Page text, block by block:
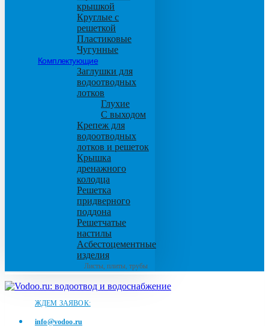
крышкой
Круглые с
решеткой
Пластиковые
Чугунные
Комплектующие
Заглушки для
водоотводных
лотков
Глухие
С выходом
Крепеж для
водоотводных
лотков и решеток
Крышка
дренажного
колодца
Решетка
придверного
поддона
Решетчатые
настилы
Асбестоцементные
изделия
Листы, плиты, трубы
ЖДЕМ ЗАЯВОК:
info@vodoo.ru